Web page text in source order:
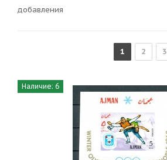
добавления
1 2 3
Наличие: 6